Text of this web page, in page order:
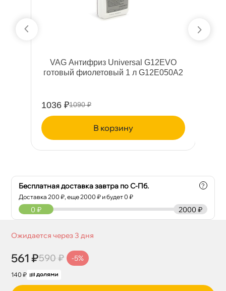
VAG Антифриз Universal G12EVO
отовый фиолетовый 1 л G12E050A2
1036 ₽1090 ₽
корзину
Бесплатная доставка завтра по С-Пб.
Доставка200 ₽, еще2000 ₽ и будет 0 ₽
?
2000 ₽
0 ₽
Ожидается через 3 дня
561 ₽590 ₽ -5%
140 ₽